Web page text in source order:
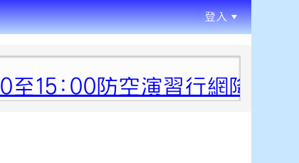
登入
防空演習行網降速演練